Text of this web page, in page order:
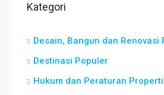
Kategori
Desain, Bangun dan Renovasi
Destinasi Populer
Hukum dan Peraturan Properti